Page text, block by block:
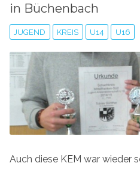
in Büchenbach
JUGEND KREIS U14 U16
Auch diese KEM war wieder